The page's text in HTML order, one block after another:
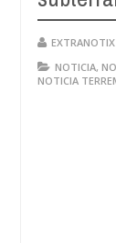
NOTICIA,
NOTICIA